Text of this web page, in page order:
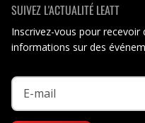
SUIVEZ L'ACTUALITÉ LEATT
Inscrivez-vous pour
informations sur des